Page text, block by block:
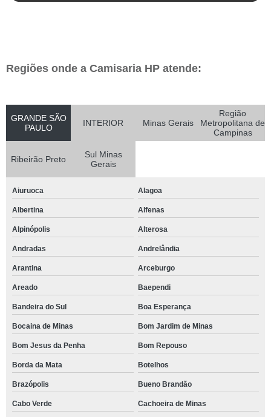
Regiões onde a Camisaria HP atende:
GRANDE SÃO
PAULO
INTERIOR Minas Gerais
Região
Metropolitana de
Campinas
Ribeirão Preto
Sul Minas
Gerais
Aiuruoca Alagoa
Albertina Alfenas
Alpinópolis Alterosa
Andradas Andrelândia
Arantina Arceburgo
Areado Baependi
Bandeira do Sul Boa Esperança
Bocaina de Minas Bom Jardim de Minas
Bom Jesus da Penha Bom Repouso
Borda da Mata Botelhos
Brazópolis Bueno Brandão
Cabo Verde Cachoeira de Minas